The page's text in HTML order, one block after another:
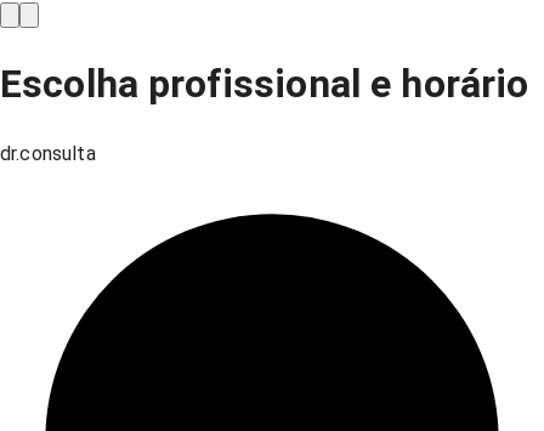
Escolha profissional e horário
dr.consulta